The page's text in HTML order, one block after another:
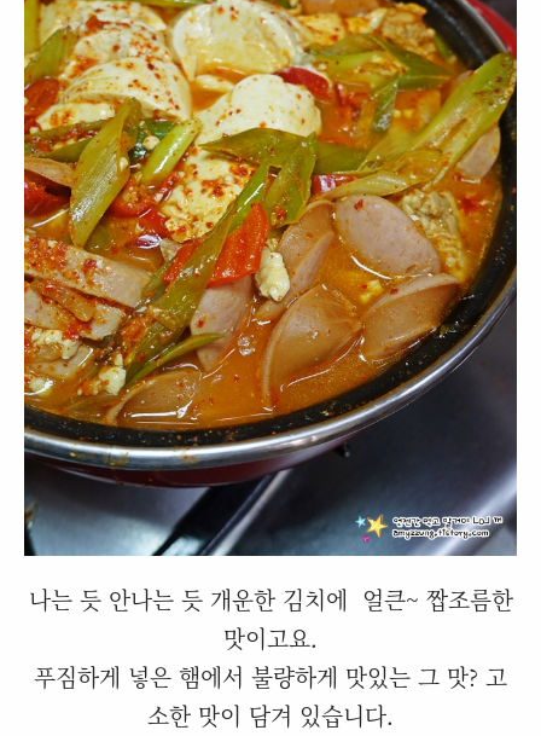
나는 듯 안나는 듯 개운한 김치에 얼큰~ 짭조름한
맛이고요.
푸짐하게 넣은 햄에서 불량하게 맛있는 그 맛? 고
소한 맛이 담겨 있습니다.